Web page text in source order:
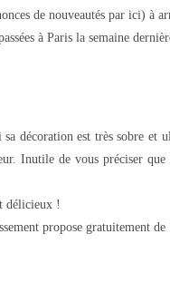
de nouveautés par ici) à
à Paris la semaine
décoration est très sobre et
Inutile de vous préciser
délicieux !
propose gratuitement